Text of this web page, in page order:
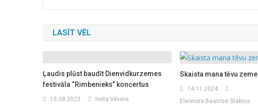
LASĪT VĒL
Ļaudis plūst baudīt Dienvidkurzemes
festivāla “Rimbenieks” koncertus
15.08.2023 Iveta Vēvere
Skaista mana tēvu zeme
14.11.2024
Eleonora Beatrise Stabiņa